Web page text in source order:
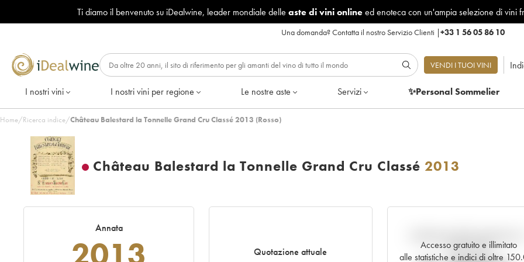
Ti diamo il benvenuto su iDealwine, leader mondiale delle aste di vini onlineed enoteca con un'ampia selezione di vini
Una domanda?Contatta il nostro Servizio Clienti |+33 1 56 05 86 10
VENDI I TUOI VINI
I nostri vini I nostri vini per regione Le nostre aste Servizi ✨Personal Sommelier
Home/Ricerca indice/Château Balestard la Tonnelle Grand Cru Classé 2013 (Rosso)
Château Balestard la Tonnelle Grand Cru Classé 2013
Annata
Quotazione attuale
Accesso gratuito e illimitato
alle statistiche e indici di oltre
tempo reale